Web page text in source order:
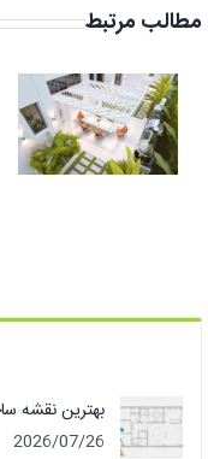
مطالب مرتبط
بهترین نقشه ساختمان 10×20 | پلان
2026/07/26